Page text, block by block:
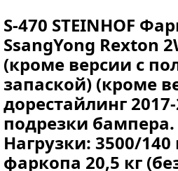
S-470 STEINHOF
SsangYong Rexton
(кроме версии с
запаской) (кроме
дорестайлинг
подрезки
Нагрузки: 3500/140
фаркопа 20,5 кг